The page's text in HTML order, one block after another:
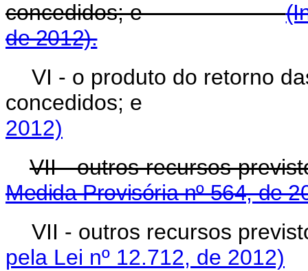
concedidos; e
de 2012).
VI - o produto do retorno
concedidos;
2012)
VII - outros
Medida Provisória nº 564, de
VII - outros
pela Lei nº 12.712, de 2012)